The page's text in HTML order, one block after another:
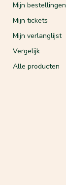
Mijn bestellingen
Mijn tickets
Mijn verlanglijst
Vergelijk
Alle producten